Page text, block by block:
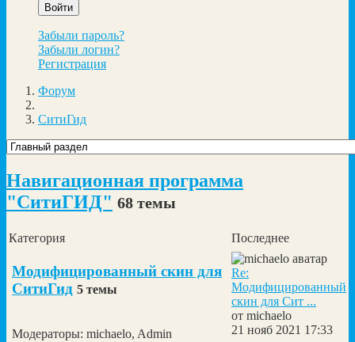
Войти
Забыли пароль?
Забыли логин?
Регистрация
Форум
СитиГид
Навигационная программа
"СитиГИД" 68 темы
Категория Последнее
Модифицированный скин для
СитиГид 5 темы
Модераторы: michaelo, Admin
Re:
Модифицированный
скин для Сит ...
от michaelo
21 нояб 2021 17:33